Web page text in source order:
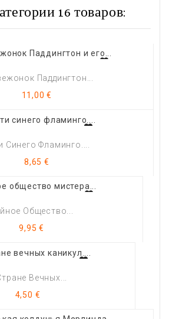
16 товаров:
Паддингтон...
Цена
11,00 €
Синего Фламинго....
Цена
8,65 €
Общество...
Цена
9,95 €
Вечных...
Цена
4,50 €